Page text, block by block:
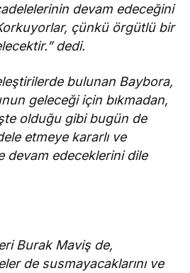
devam edeceğini
çünkü örgütlü bir
dedi.
bulunan Baybora,
geleceği için bıkmadan,
olduğu gibi bugün de
etmeye kararlı ve
devam edeceklerini dile
Burak Maviş de,
de susmayacaklarını ve